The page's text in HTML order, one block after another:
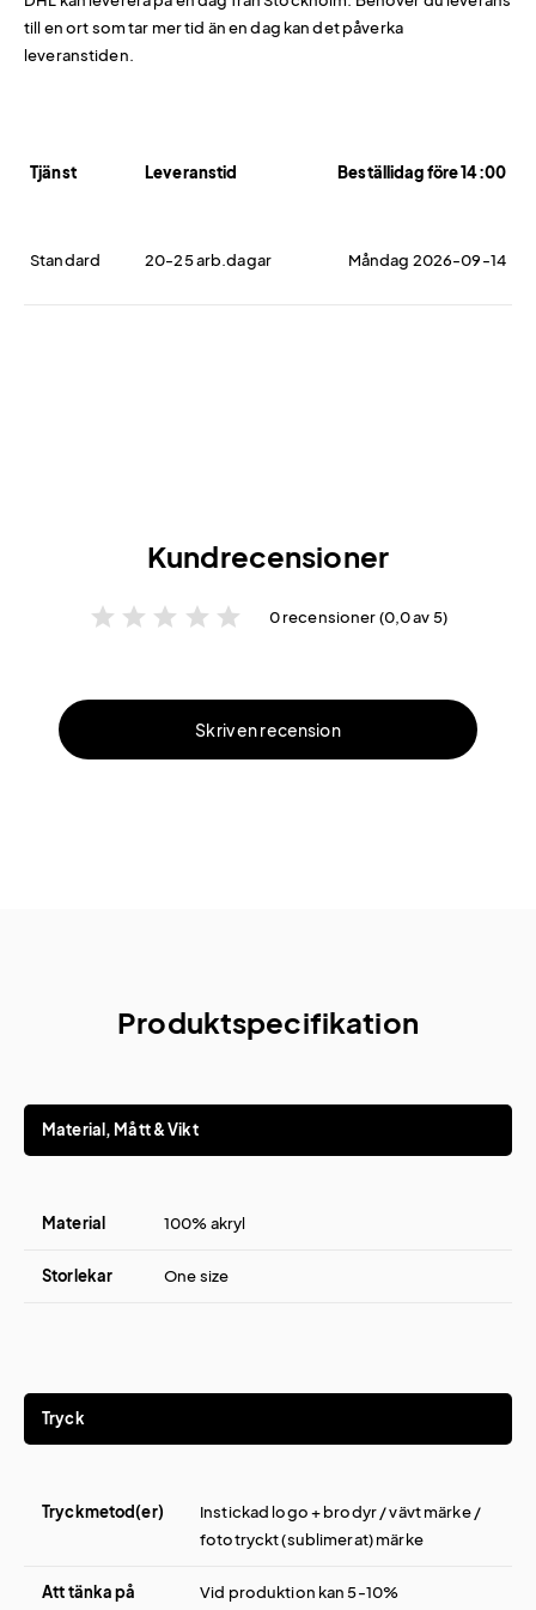
till en ort som tar mer tid än en dag kan det påverka
leveranstiden.
Tjänst Leveranstid Beställidag före 14:00
Standard 20-25 arb.dagar Måndag 2026-09-14
Kundrecensioner
star star star star star 0 recensioner (0,0 av 5)
Skriv en recension
Produktspecifikation
Material, Mått & Vikt
Material 100% akryl
Storlekar One size
Tryck
Tryckmetod(er)
Instickad logo + brodyr / vävt märke /
fototryckt (sublimerat) märke
Att tänka på Vid produktion kan 5-10%